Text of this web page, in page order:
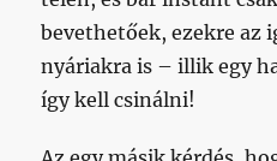
bevethetőek, ezekre az
nyáriakra is – illik egy
így kell csinálni!